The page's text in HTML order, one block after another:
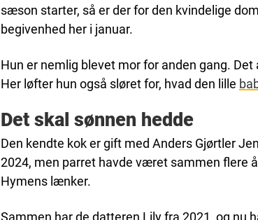
sæson starter, så er der for den kvindelige
begivenhed her i januar.
Hun er nemlig blevet mor for anden gang.
Her løfter hun også sløret for, hvad den lille
Det skal sønnen hedde
Den kendte kok er gift med Anders Gjørtler
2024, men parret havde været sammen flere
Hymens lænker.